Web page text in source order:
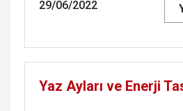
29/06/2022
Yaz Ayları ve Enerji